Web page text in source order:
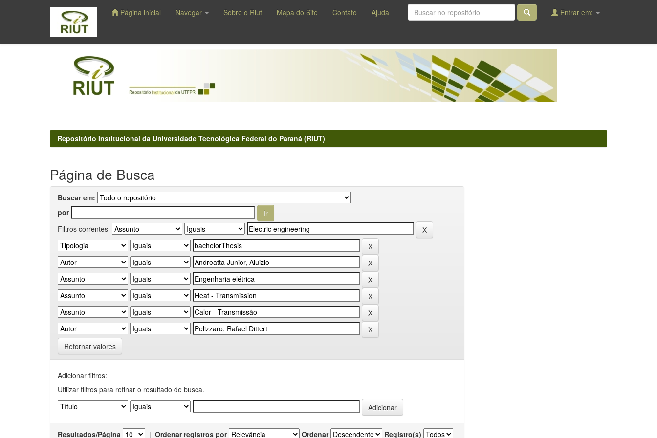
navigation
Página inicial Navegar Sobre o Riut Mapa do Site Contato Ajuda Entrar em:
Repositório Institucional da Universidade Tecnológica Federal do Paraná (RIUT)
Página de Busca
Buscar em:
por
Filtros correntes:
Retornar valores
Adicionar filtros:
Utilizar filtros para refinar o resultado de busca.
Resultados/Página | Ordenar registros por Ordenar Registro(s)